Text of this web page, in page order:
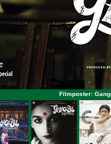
Filmposter: